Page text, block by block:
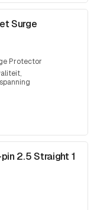
Surge
Protector
2.5 Straight 1